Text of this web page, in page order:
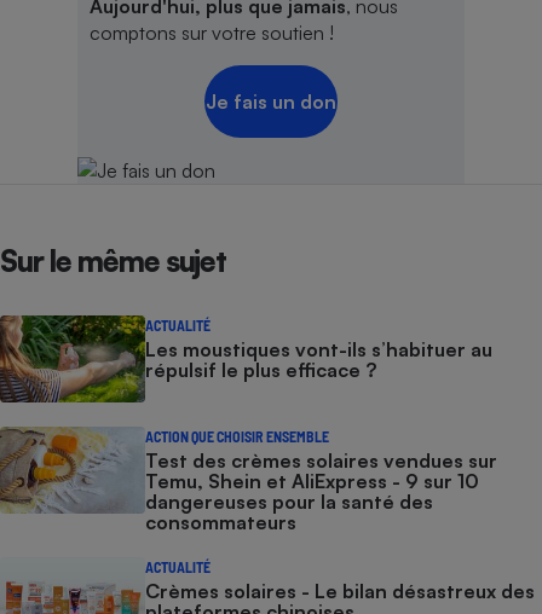
Aujourd'hui, plus que jamais, nous
comptons sur votre soutien !
Je fais un don
Sur le même sujet
ACTUALITÉ
Les moustiques vont-ils s’habituer au
répulsif le plus efficace ?
ACTION QUE CHOISIR ENSEMBLE
Test des crèmes solaires vendues sur
Temu, Shein et AliExpress - 9 sur 10
dangereuses pour la santé des
consommateurs
ACTUALITÉ
Crèmes solaires - Le bilan désastreux des